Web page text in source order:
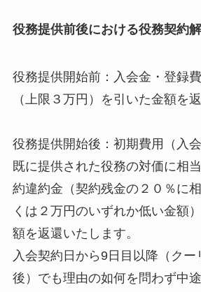
役務提供前後における役務契約
役務提供開始前：入会金・登録
（上限３万円）を引いた金額を
役務提供開始後：初期費用（入
既に提供された役務の対価に相
約違約金（契約残金の２０％に
くは２万円のいずれか低い金額
額を返還いたします。
入会契約日から9日目以降（クー
後）でも理由の如何を問わず中